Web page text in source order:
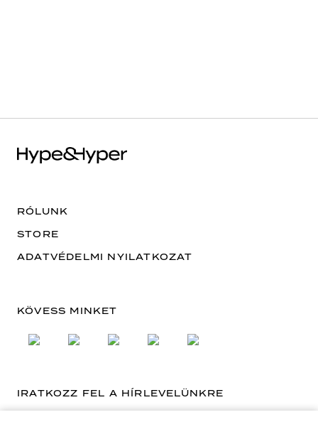
RÓLUNK
STORE
ADATVÉDELMI NYILATKOZAT
KÖVESS MINKET
IRATKOZZ FEL A HÍRLEVELÜNKRE